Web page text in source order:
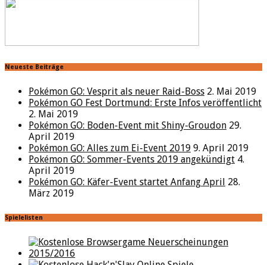
Neueste Beiträge
Pokémon GO: Vesprit als neuer Raid-Boss 2. Mai 2019
Pokémon GO Fest Dortmund: Erste Infos veröffentlicht
2. Mai 2019
Pokémon GO: Boden-Event mit Shiny-Groudon 29.
April 2019
Pokémon GO: Alles zum Ei-Event 2019 9. April 2019
Pokémon GO: Sommer-Events 2019 angekündigt 4.
April 2019
Pokémon GO: Käfer-Event startet Anfang April 28.
März 2019
Spielelisten